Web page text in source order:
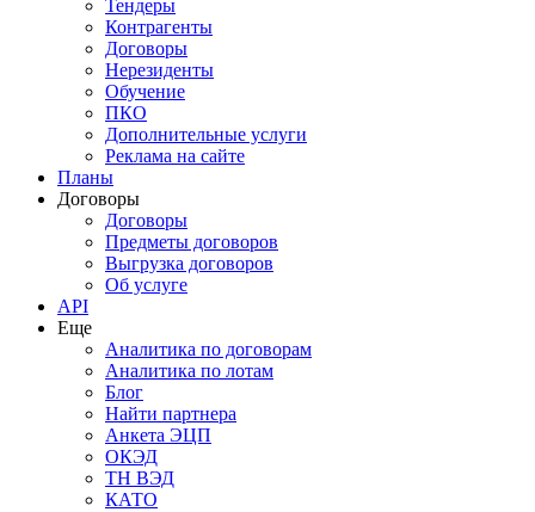
Тендеры
Контрагенты
Договоры
Нерезиденты
Обучение
ПКО
Дополнительные услуги
Реклама на сайте
Планы
Договоры
Договоры
Предметы договоров
Выгрузка договоров
Об услуге
API
Еще
Аналитика по договорам
Аналитика по лотам
Блог
Найти партнера
Анкета ЭЦП
ОКЭД
ТН ВЭД
КАТО